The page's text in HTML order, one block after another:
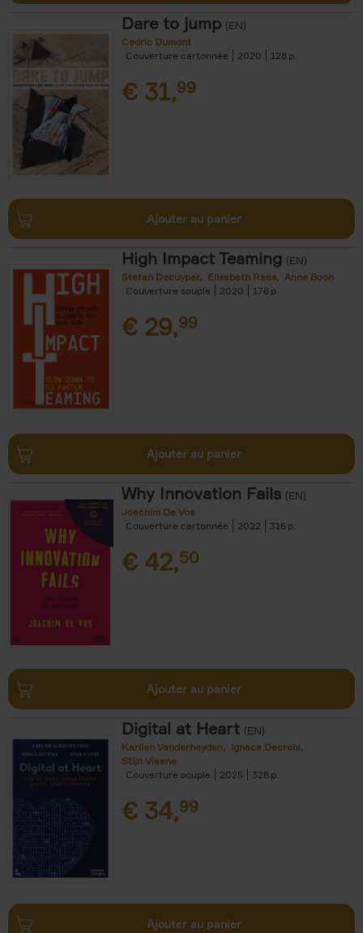
Dare to jump (EN)
Cedric Dumont
Couverture cartonnée
2020 128
€ 31,99
Ajouter au panier
High Impact Teaming (EN)
Stefan Decuyper Elisabeth Raes
Anne Boon
Couverture souple
2020 176
€ 29,99
Ajouter au panier
Why Innovation Fails (EN)
Joachim De Vos
Couverture cartonnée
2022 316
€ 42,50
Ajouter au panier
Digital at Heart (EN)
Karlien Vanderheyden
Ignace Decroix
Stijn Viaene
Couverture souple
2025 328
€ 34,99
Ajouter au panier